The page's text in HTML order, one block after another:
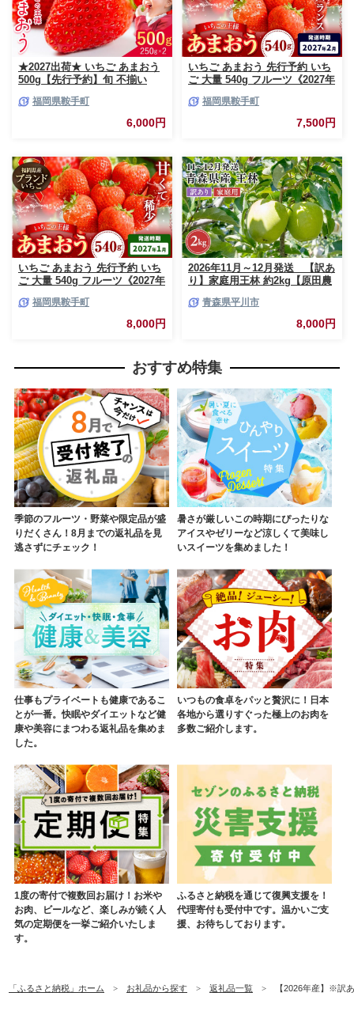
★2027出荷★ いちご あまおう
500g【先行予約】旬 不揃い
中旬-3月中旬頃出荷》福岡名産
品 果物 くだもの フルーツ いち
ご 苺 イチゴ【配送不可地域:離
福岡県鞍手町
6,000円
いちご あまおう 先行予約 いち
ご 大量 540g フルーツ《2027年
だもの 果物 福岡県 鞍手町【配
福岡県鞍手町
7,500円
いちご あまおう 先行予約 いち
ご 大量 540g フルーツ《2027年
だもの 果物 福岡県 鞍手町【配
福岡県鞍手町
8,000円
2026年11月～12月発送 【訳あ
り】家庭用王林 約2kg【原田農
りんご リンゴ 林檎 くだもの 果
青森県平川市
8,000円
おすすめ特集
季節のフルーツ・野菜や限定品が盛
りだくさん！8月までの返礼品を見
逃さずにチェック！
暑さが厳しいこの時期にぴったりな
アイスやゼリーなど涼しくて美味し
いスイーツを集めました！
仕事もプライベートも健康であるこ
とが一番。快眠やダイエットなど健
康や美容にまつわる返礼品を集めま
した。
いつもの食卓をパッと贅沢に！日本
各地から選りすぐった極上のお肉を
多数ご紹介します。
1度の寄付で複数回お届け！お米や
お肉、ビールなど、楽しみが続く人
気の定期便を一挙ご紹介いたしま
す。
ふるさと納税を通じて復興支援を！
代理寄付も受付中です。温かいご支
援、お待ちしております。
「ふるさと納税」ホーム お礼品から探す 返礼品一覧 【2026年産】※訳